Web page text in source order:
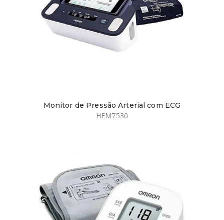
Monitor de Pressão Arterial com ECG
HEM7530